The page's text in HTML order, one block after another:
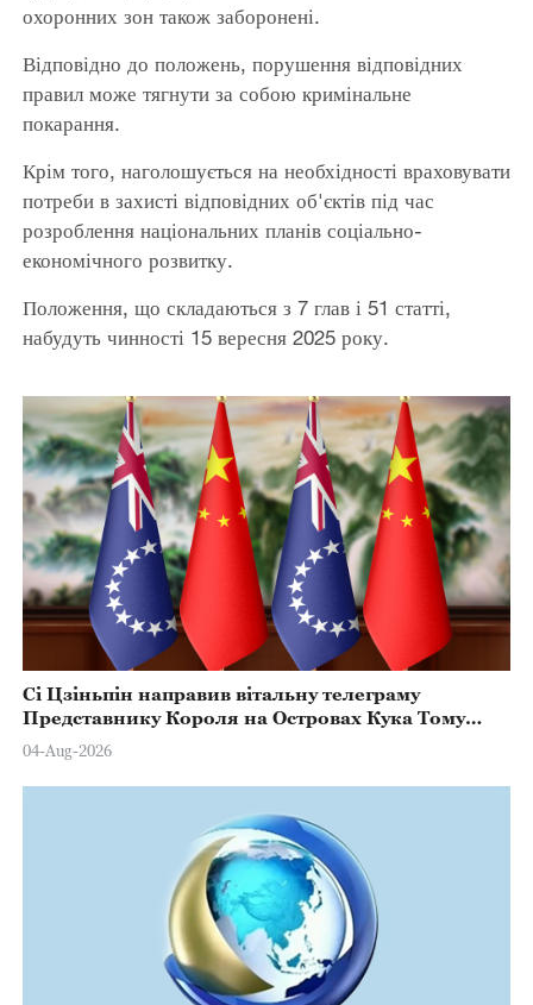
охоронних зон також заборонені.
Відповідно до положень, порушення відповідних
правил може тягнути за собою кримінальне
покарання.
Крім того, наголошується на необхідності враховувати
потреби в захисті відповідних об'єктів під час
розроблення національних планів соціально-
економічного розвитку.
Положення, що складаються з 7 глав і 51 статті,
набудуть чинності 15 вересня 2025 року.
Сі Цзіньпін направив вітальну телеграму
Представнику Короля на Островах Кука Тому
Марстерсу з нагоди Дня Конституції
04-Aug-2026